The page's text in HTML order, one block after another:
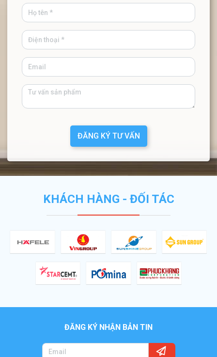
ĐĂNG KÝ TƯ VẤN
KHÁCH HÀNG - ĐỐI TÁC
ĐĂNG KÝ NHẬN BẢN TIN